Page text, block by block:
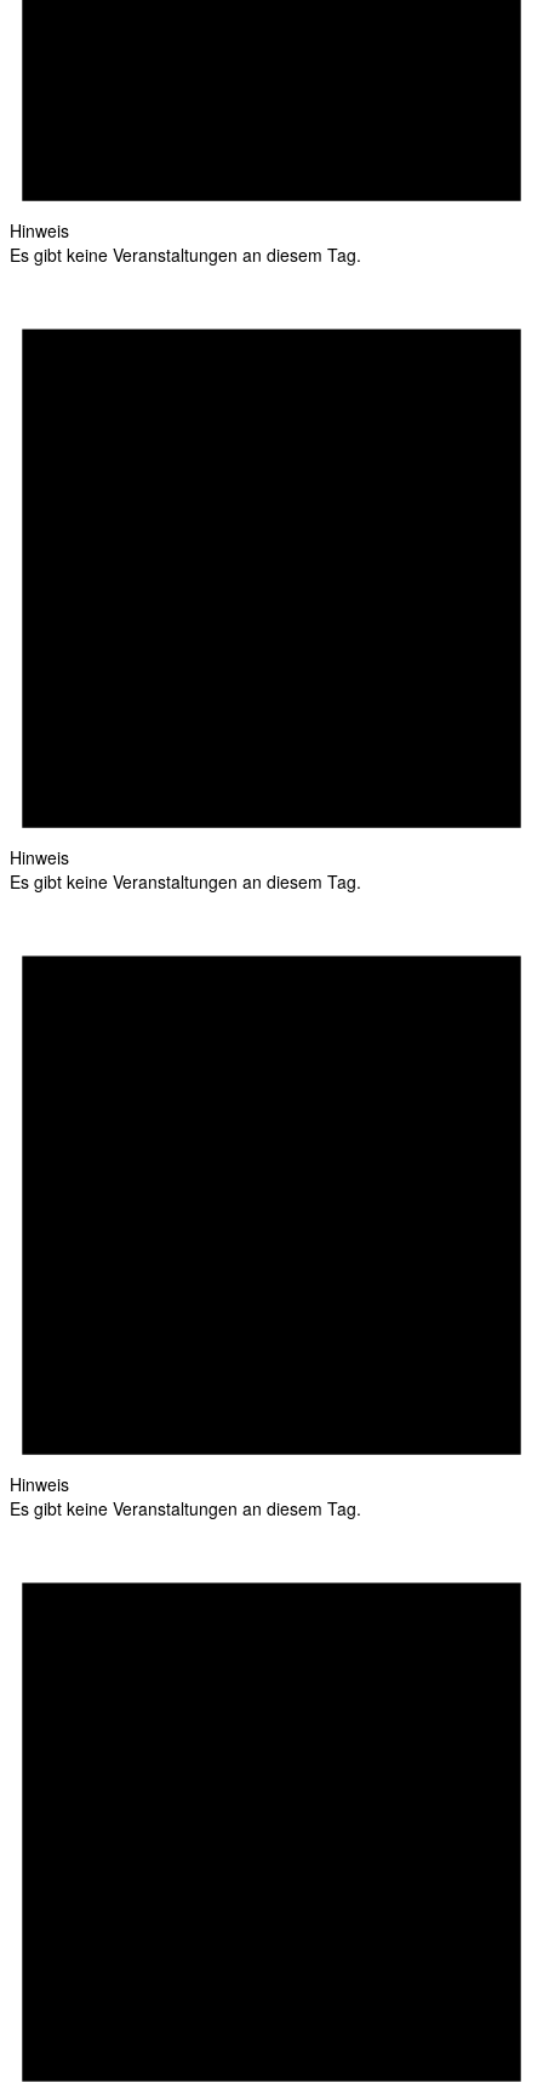
Hinweis
Es gibt keine Veranstaltungen an diesem Tag.
Hinweis
Es gibt keine Veranstaltungen an diesem Tag.
Hinweis
Es gibt keine Veranstaltungen an diesem Tag.